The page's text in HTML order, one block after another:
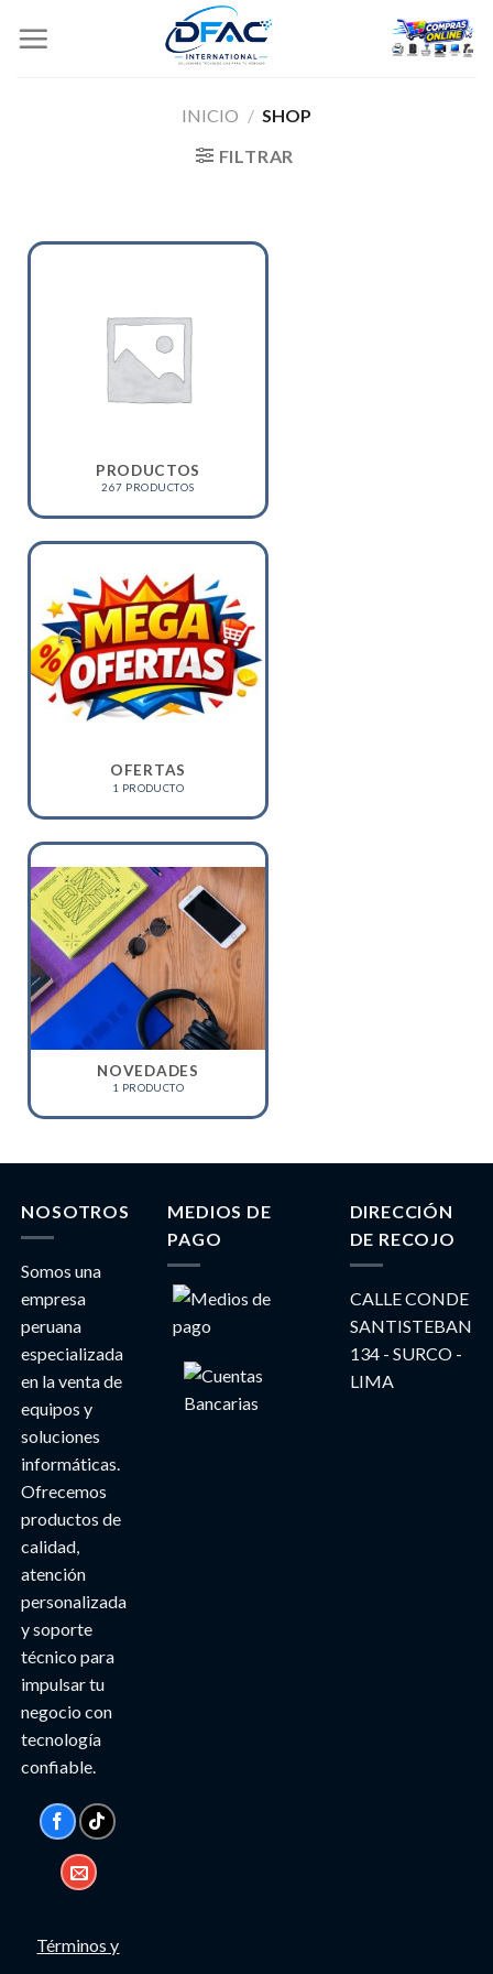
INICIO / SHOP
FILTRAR
PRODUCTOS
267 PRODUCTOS
OFERTAS
1 PRODUCTO
NOVEDADES
1 PRODUCTO
NOSOTROS
Somos una
empresa
peruana
especializada
en la venta de
equipos y
soluciones
informáticas.
Ofrecemos
productos de
calidad,
atención
personalizada
y soporte
técnico para
impulsar tu
negocio con
tecnología
confiable.
Términos y
MEDIOS DE
PAGO
DIRECCIÓN
DE RECOJO
CALLE CONDE
SANTISTEBAN
134 - SURCO -
LIMA